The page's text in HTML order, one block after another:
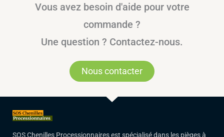
Vous avez besoin d'aide pour votre
commande ?
Une question ? Contactez-nous.
Nous contacter
SOS Chenilles Processionnaires est spécialisé dans les pièges à